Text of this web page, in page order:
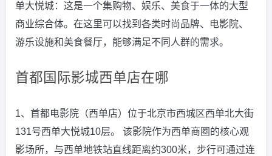
单大悦城：这是一个集购物、娱乐、美食于一体的大型
商业综合体。在这里可以找到各类时尚品牌、电影院、
游乐设施和美食餐厅，能够满足不同人群的需求。
首都国际影城西单店在哪
1、首都电影院（西单店）位于北京市西城区西单北大街
131号西单大悦城10层。 该影院作为西单商圈的核心观
影场所，与西单地铁站直线距离约300米，步行可通过连